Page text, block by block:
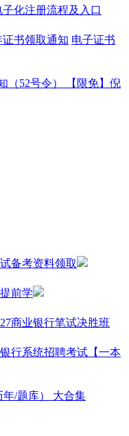
子化注册流程及入口
证书领取通知 电子证书
（52号令）
【限免】倪
备考资料领取
前学
商业银行笔试决胜班
银行系统招聘考试【一本
年/题库） 大合集